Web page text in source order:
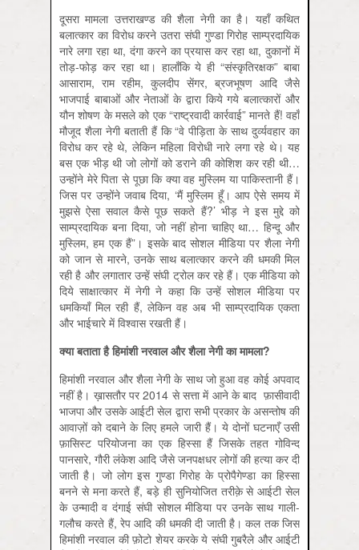
दूसरा मामला उत्तराखण्ड की शैला नेगी का है। यहाँ कथित
बलात्कार का विरोध करने उतरा संघी गुण्डा गिरोह साम्प्रदायिक
नारे लगा रहा था, दंगा करने का प्रयास कर रहा था, दुकानों में
तोड़-फोड़ कर रहा था। हालाँकि ये ही “संस्कृतिरक्षक” बाबा
आसाराम, राम रहीम, कुलदीप सेंगर, ब्रजभूषण आदि जैसे
भाजपाई बाबाओं और नेताओं के द्वारा किये गये बलात्कारों और
यौन शोषण के मसले को एक “राष्ट्रवादी कार्रवाई” मानते हैं! वहाँ
मौजूद शैला नेगी बताती हैं कि “वे पीड़िता के साथ दुर्व्यवहार का
विरोध कर रहे थे, लेकिन महिला विरोधी नारे लगा रहे थे। यह
बस एक भीड़ थी जो लोगों को डराने की कोशिश कर रही थी…
उन्होंने मेरे पिता से पूछा कि क्या वह मुस्लिम या पाकिस्तानी हैं।
जिस पर उन्होंने जवाब दिया, ‘मैं मुस्लिम हूँ। आप ऐसे समय में
मुझसे ऐसा सवाल कैसे पूछ सकते हैं?’ भीड़ ने इस मुद्दे को
साम्प्रदायिक बना दिया, जो नहीं होना चाहिए था… हिन्दू और
मुस्लिम, हम एक हैं”। इसके बाद सोशल मीडिया पर शैला नेगी
को जान से मारने, उनके साथ बलात्कार करने की धमकी मिल
रही है और लगातार उन्हें संघी ट्रोल कर रहे हैं। एक मीडिया को
दिये साक्षात्कार में नेगी ने कहा कि उन्हें सोशल मीडिया पर
धमकियाँ मिल रही हैं, लेकिन वह अब भी साम्प्रदायिक एकता
और भाईचारे में विश्वास रखती हैं।
क्याबताताहैहिमांशीनरवालऔरशैलानेगीकामामला?
हिमांशी नरवाल और शैला नेगी के साथ जो हुआ वह कोई अपवाद
नहीं है। ख़ासतौर पर 2014 से सत्ता में आने के बाद फ़ासीवादी
भाजपा और उसके आईटी सेल द्वारा सभी प्रकार के असन्तोष की
आवाज़ों को दबाने के लिए हमले जारी हैं। ये दोनों घटनाएँ उसी
फ़ासिस्ट परियोजना का एक हिस्सा हैं जिसके तहत गोविन्द
पानसारे, गौरी लंकेश आदि जैसे जनपक्षधर लोगों की हत्या कर दी
जाती है। जो लोग इस गुण्डा गिरोह के प्रोपैगेण्डा का हिस्सा
बनने से मना करते हैं, बड़े ही सुनियोजित तरीक़े से आईटी सेल
के उन्मादी व दंगाई संघी सोशल मीडिया पर उनके साथ गाली-
गलौच करते हैं, रेप आदि की धमकी दी जाती है। कल तक जिस
हिमांशी नरवाल की फ़ोटो शेयर करके ये संघी गुबरैले और आईटी